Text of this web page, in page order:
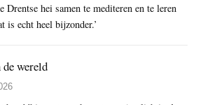
Drentse hei samen te mediteren en te leren
is echt heel bijzonder.’
wereld